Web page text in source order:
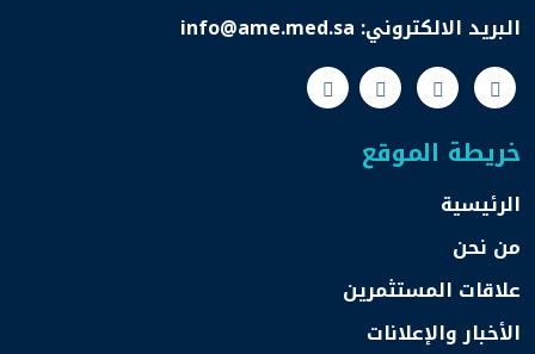
البريد الالكتروني: info@ame.med.sa
خريطة الموقع
الرئيسية
من نحن
علاقات المستثمرين
الأخبار والإعلانات